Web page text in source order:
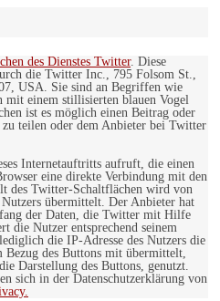
des Dienstes Twitter. Diese
die Twitter Inc., 795 Folsom St.,
USA. Sie sind an Begriffen wie
einem stillisierten blauen Vogel
ist es möglich einen Beitrag oder
zu teilen oder dem Anbieter bei Twitter
Internetauftritts aufruft, die einen
eine direkte Verbindung mit den
des Twitter-Schaltflächen wird von
übermittelt. Der Anbieter hat
der Daten, die Twitter mit Hilfe
die Nutzer entsprechend seinem
die IP-Adresse des Nutzers die
des Buttons mit übermittelt,
Darstellung des Buttons, genutzt.
sich in der Datenschutzerklärung von